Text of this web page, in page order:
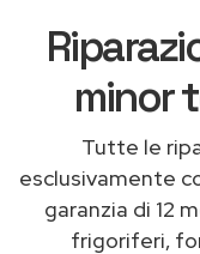
minor
Tutte le
esclusivamente
garanzia di 12
frigoriferi,